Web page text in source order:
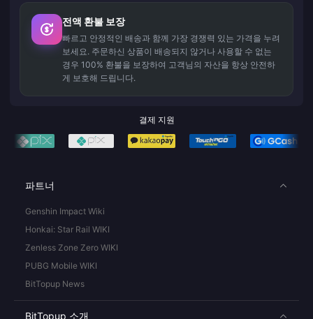
전액 환불 보장
빠르고 안정적인 배송과 함께 가장 경쟁력 있는 가격을 누려
보세요. 주문하신 상품이 배송되지 않거나 사용할 수 없는
경우 100% 환불을 보장하여 고객님의 자산을 항상 안전하
게 보호해 드립니다.
결제 지원
파트너
Genshin Impact Wiki
Honkai: Star Rail WIKI
Zenless Zone Zero WIKI
PUBG Mobile WIKI
BitTopup News
BitTopup 소개